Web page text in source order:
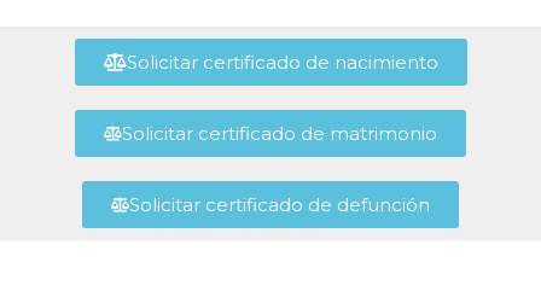
Solicitar certificado de nacimiento
Solicitar certificado de matrimonio
Solicitar certificado de defunción